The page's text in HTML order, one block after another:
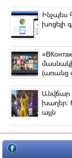
Ինչպես
խոցելի
(առանց
Անվճար
խաղեր:
այլն